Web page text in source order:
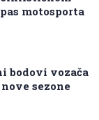
motosporta
bodovi vozača
sezone